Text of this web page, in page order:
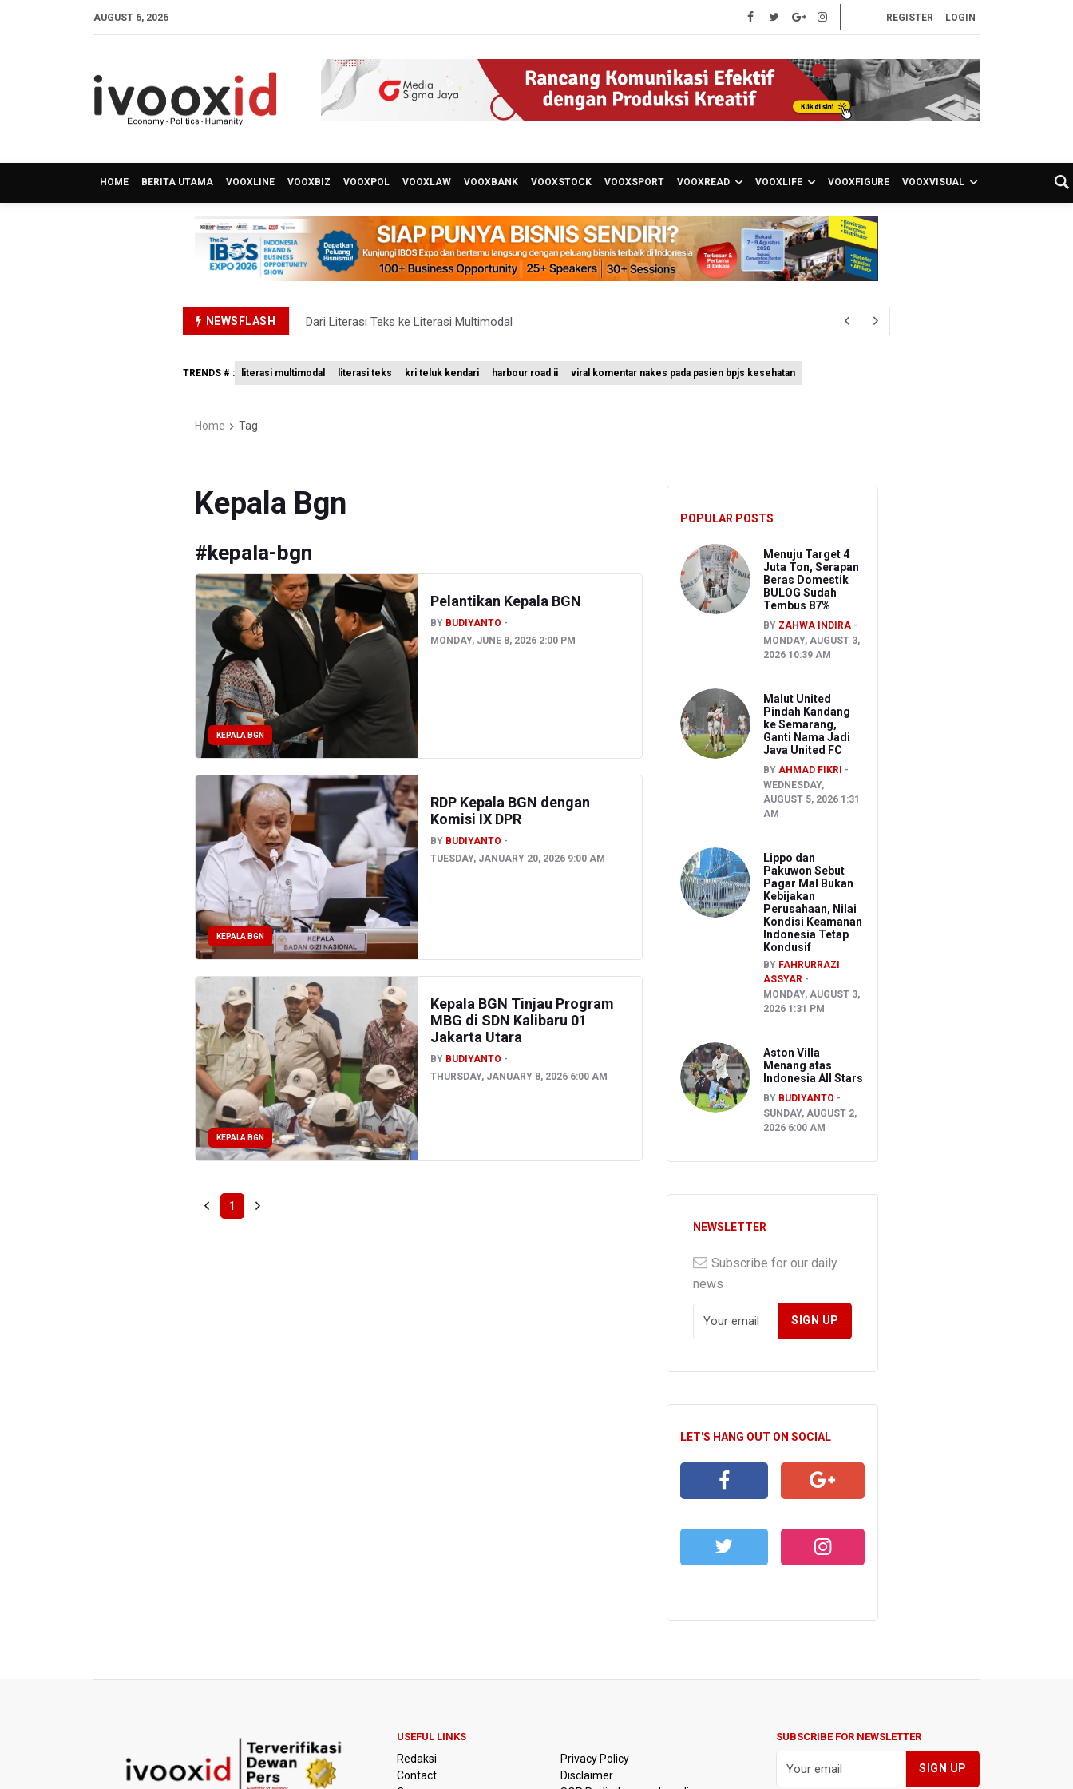
AUGUST 6, 2026 REGISTER LOGIN
HOME BERITA UTAMA VOOXLINE VOOXBIZ VOOXPOL VOOXLAW VOOXBANK VOOXSTOCK VOOXSPORT VOOXREAD VOOXLIFE VOOXFIGURE VOOXVISUAL
NEWSFLASH
Dari Literasi Teks ke Literasi Multimodal
KKI Sebut Ada 10 Nakes Diduga Beri Komentar Nirempati pada Unggahan Pasien BPJS Kesehatan
TRENDS # : literasi multimodal literasi teks kri teluk kendari harbour road ii viral komentar nakes pada pasien bpjs kesehatan
Home Tag
Kepala Bgn
#kepala-bgn
KEPALA BGN
Pelantikan Kepala BGN
BY BUDIYANTO
MONDAY, JUNE 8, 2026 2:00 PM
KEPALA BGN
RDP Kepala BGN dengan
Komisi IX DPR
BY BUDIYANTO
TUESDAY, JANUARY 20, 2026 9:00 AM
KEPALA BGN
Kepala BGN Tinjau Program
MBG di SDN Kalibaru 01
Jakarta Utara
BY BUDIYANTO
THURSDAY, JANUARY 8, 2026 6:00 AM
1
POPULAR POSTS
Menuju Target 4
Juta Ton, Serapan
Beras Domestik
BULOG Sudah
Tembus 87%
BY ZAHWA INDIRA
MONDAY, AUGUST 3,
2026 10:39 AM
Malut United
Pindah Kandang
ke Semarang,
Ganti Nama Jadi
Java United FC
BY AHMAD FIKRI
WEDNESDAY,
AUGUST 5, 2026 1:31
AM
Lippo dan
Pakuwon Sebut
Pagar Mal Bukan
Kebijakan
Perusahaan, Nilai
Kondisi Keamanan
Indonesia Tetap
Kondusif
BY FAHRURRAZI
ASSYAR
MONDAY, AUGUST 3,
2026 1:31 PM
Aston Villa
Menang atas
Indonesia All Stars
BY BUDIYANTO
SUNDAY, AUGUST 2,
2026 6:00 AM
NEWSLETTER
Subscribe for our daily
news
LET'S HANG OUT ON SOCIAL
USEFUL LINKS
Redaksi
Contact
Privacy Policy
Disclaimer
SUBSCRIBE FOR NEWSLETTER